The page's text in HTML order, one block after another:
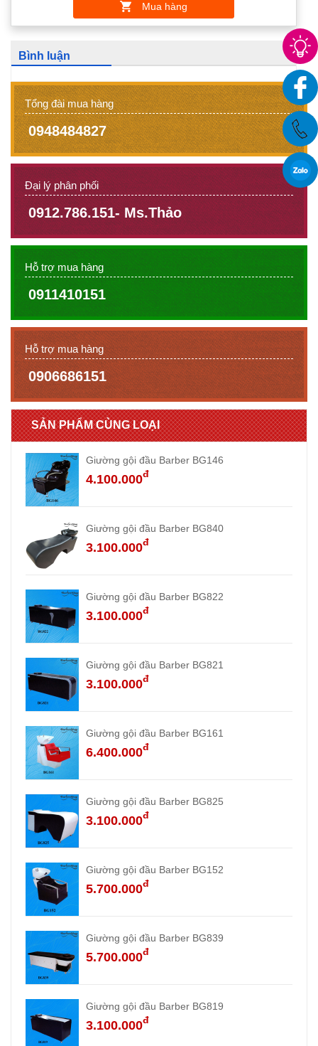
Mua hàng
Bình luận
Tổng đài mua hàng
0948484827
Đại lý phân phối
0912.786.151- Ms.Thảo
Hỗ trợ mua hàng
0911410151
Hỗ trợ mua hàng
0906686151
SẢN PHẨM CÙNG LOẠI
Giường gội đầu Barber BG146
4.100.000đ
Giường gội đầu Barber BG840
3.100.000đ
Giường gội đầu Barber BG822
3.100.000đ
Giường gội đầu Barber BG821
3.100.000đ
Giường gội đầu Barber BG161
6.400.000đ
Giường gội đầu Barber BG825
3.100.000đ
Giường gội đầu Barber BG152
5.700.000đ
Giường gội đầu Barber BG839
5.700.000đ
Giường gội đầu Barber BG819
3.100.000đ